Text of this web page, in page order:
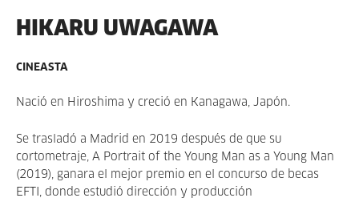
HIKARU UWAGAWA
CINEASTA
Nació en Hiroshima y creció en Kanagawa, Japón.
Se trasladó a Madrid en 2019 después de que su
cortometraje, A Portrait of the Young Man as a Young Man
(2019), ganara el mejor premio en el concurso de becas
EFTI, donde estudió dirección y producción